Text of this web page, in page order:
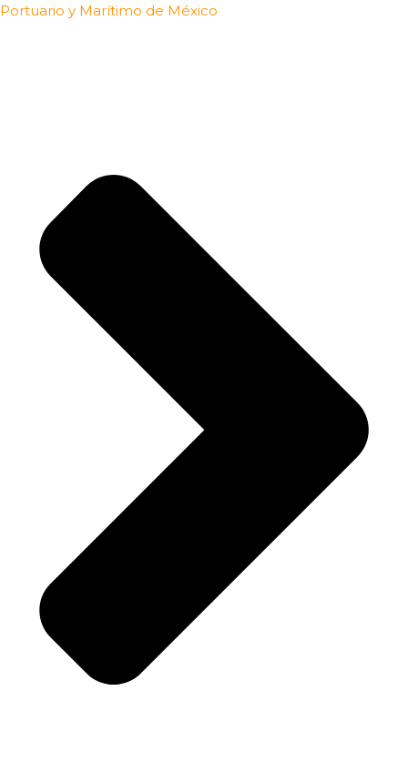
Portuario y Marítimo de México